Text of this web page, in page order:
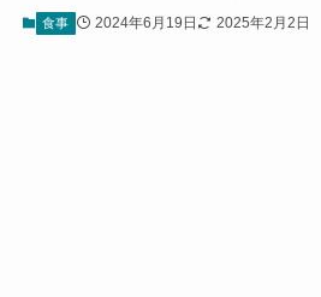
食事 2024年6月19日 2025年2月2日